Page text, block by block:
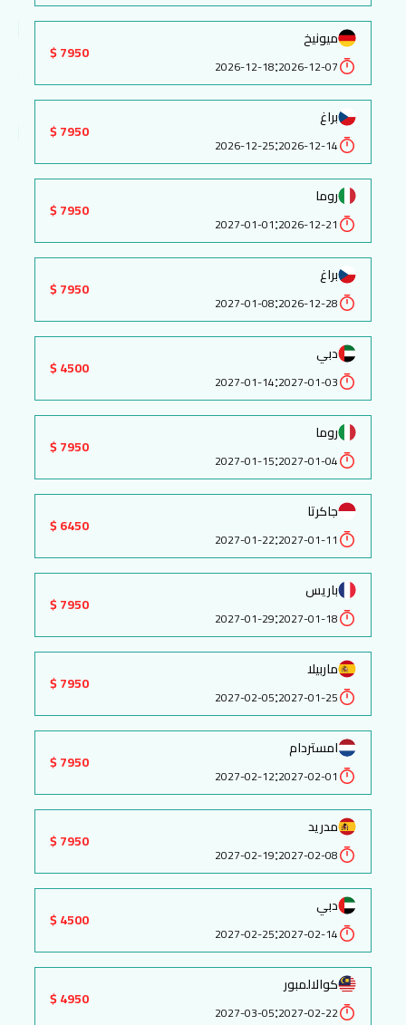
ميونيخ
2026-12-07
:
2026-12-18
7950 $
براغ
2026-12-14
:
2026-12-25
7950 $
روما
2026-12-21
:
2027-01-01
7950 $
براغ
2026-12-28
:
2027-01-08
7950 $
دبي
2027-01-03
:
2027-01-14
4500 $
روما
2027-01-04
:
2027-01-15
7950 $
جاكرتا
2027-01-11
:
2027-01-22
6450 $
باريس
2027-01-18
:
2027-01-29
7950 $
ماربيلا
2027-01-25
:
2027-02-05
7950 $
امستردام
2027-02-01
:
2027-02-12
7950 $
مدريد
2027-02-08
:
2027-02-19
7950 $
دبي
2027-02-14
:
2027-02-25
4500 $
كوالالمبور
2027-02-22
:
2027-03-05
4950 $